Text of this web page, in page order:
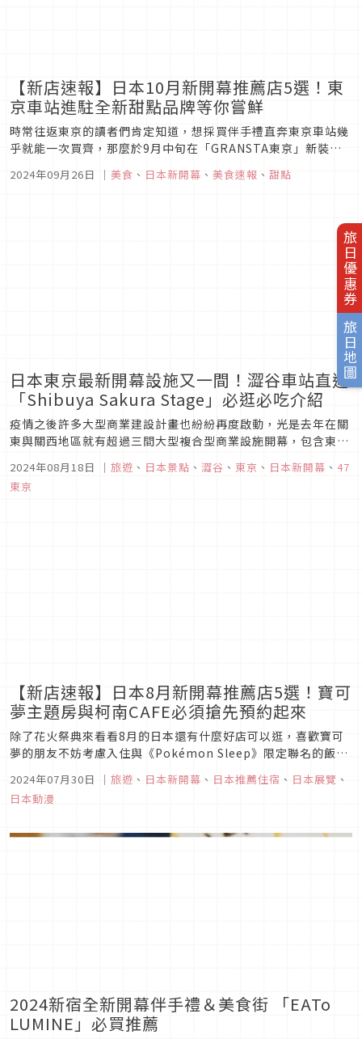
旅日優惠券
旅日地圖
【新店速報】日本10月新開幕推薦店5選！東
京車站進駐全新甜點品牌等你嘗鮮
時常往返東京的讀者們肯定知道，想採買伴手禮直奔東京車站幾
乎就能一次買齊，那麼於9月中旬在「GRANSTA東京」新裝開
當然也不能沒有站內限定商品提供給旅人購買。甜點控看了接下
2024年09月26日 ｜ 美食 、 日本新開幕 、 美食速報 、 甜點
日本東京最新開幕設施又一間！澀谷車站直通
「Shibuya Sakura Stage」必逛必吃介紹
疫情之後許多大型商業建設計畫也紛紛再度啟動，光是去年在關
東與關西地區就有超過三間大型複合型商業設施開幕，包含東京
「HARAKADO（ハラカド」、大阪的「GRAND GREEN
OSAKA」，今年暑假在澀谷又有一棟全新「Shibuya Sakur...
2024年08月18日 ｜ 旅遊 、 日本景點 、 澀谷 、 東京 、 日本新開幕 、 47
東京
【新店速報】日本8月新開幕推薦店5選！寶可
夢主題房與柯南CAFE必須搶先預約起來
除了花火祭典來看看8月的日本還有什麼好店可以逛，喜歡寶可
夢的朋友不妨考慮入住與《Pokémon Sleep》限定聯名的飯店
享用的到的日式甜點，話題人氣麵包店的姊妹店新分店，《名偵
探柯南》30週年紀念CAFE也將開始在日本6個城市開跑，近期
2024年07月30日 ｜ 旅遊 、 日本新開幕 、 日本推薦住宿 、 日本展覽 、
日本動漫
2024新宿全新開幕伴手禮＆美食街 「EATo
LUMINE」必買推薦